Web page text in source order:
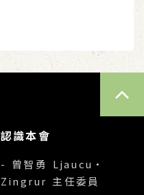
認識本會
- 曾智勇 Ljaucu‧
Zingrur 主任委員